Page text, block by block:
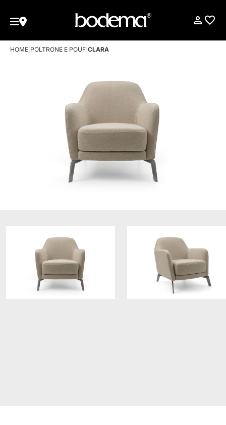
HOME POLTRONE E POUF CLARA